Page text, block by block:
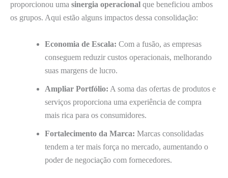
proporcionou uma sinergia operacional que beneficiou ambos
os grupos. Aqui estão alguns impactos dessa consolidação:
Economia de Escala: Com a fusão, as empresas
conseguem reduzir custos operacionais, melhorando
suas margens de lucro.
Ampliar Portfólio: A soma das ofertas de produtos e
serviços proporciona uma experiência de compra
mais rica para os consumidores.
Fortalecimento da Marca: Marcas consolidadas
tendem a ter mais força no mercado, aumentando o
poder de negociação com fornecedores.